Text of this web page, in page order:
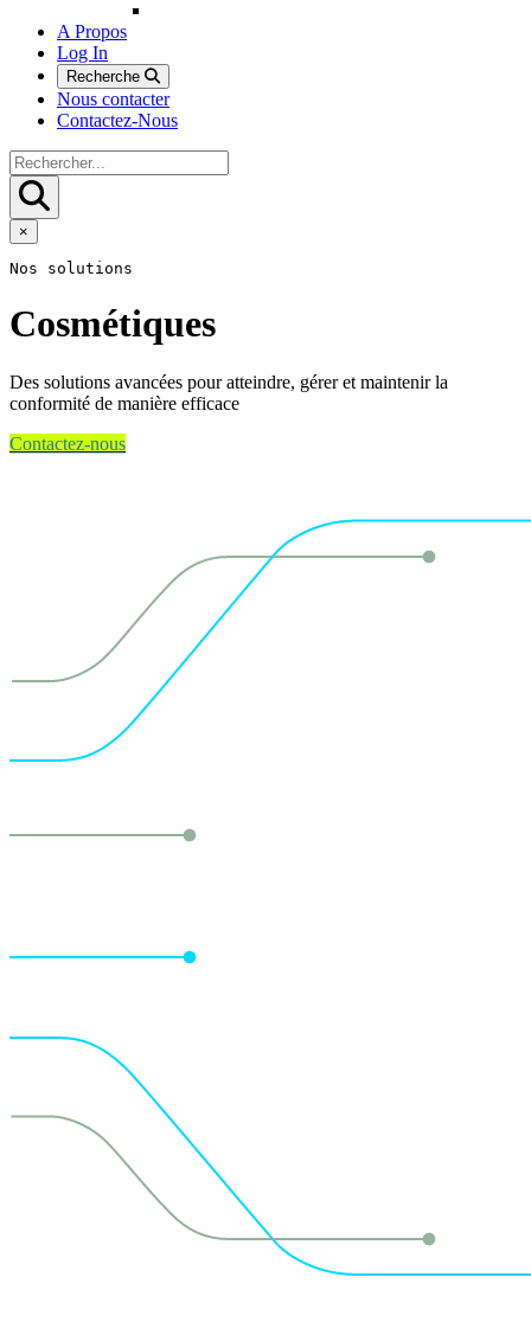
A Propos
Log In
Recherche
Nous contacter
Contactez-Nous
×
Nos solutions
Cosmétiques
Des solutions avancées pour atteindre, gérer et maintenir la
conformité de manière efficace
Contactez-nous